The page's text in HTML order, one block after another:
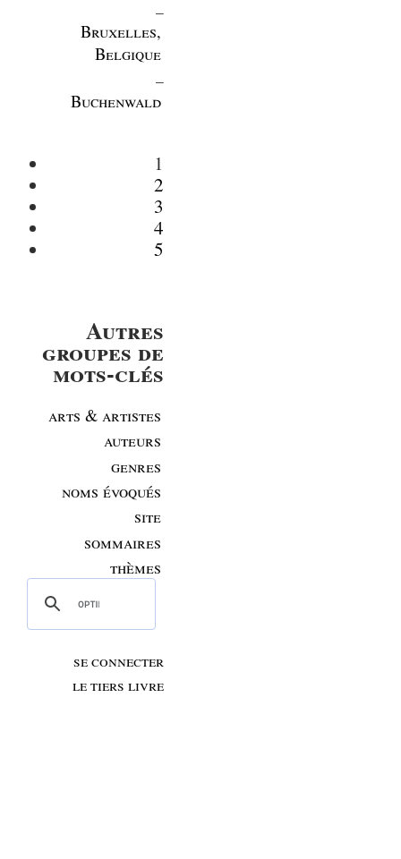
Bruxelles,
Belgique
Buchenwald
1
2
3
4
5
Autres
groupes de
mots-clés
arts & artistes
auteurs
genres
noms évoqués
site
sommaires
thèmes
se connecter
le tiers livre